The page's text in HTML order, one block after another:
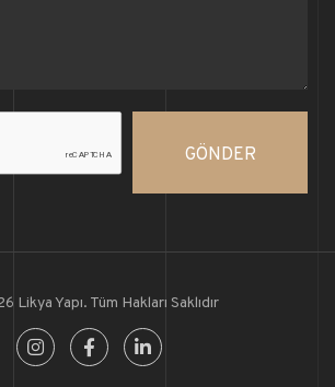
GÖNDER
Likya Yapı. Tüm Hakları Saklıdır